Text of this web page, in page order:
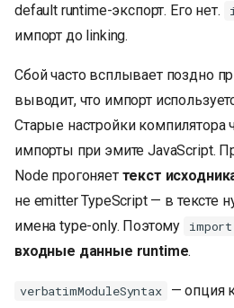
default runtime-экспорт. Его нет.
импорт до linking.
Сбой часто всплывает поздно
выводит, что импорт
Старые настройки компилятора
импорты при эмите JavaScript.
Node прогоняет текст
не emitter TypeScript — в тексте
имена type-only. Поэтому
входные данные runtime.
verbatimModuleSyntax
— опция